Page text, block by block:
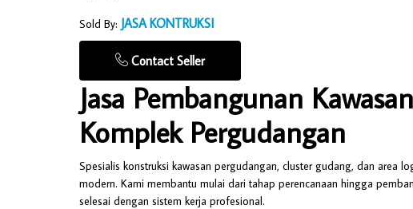
Sold By: JASA KONTRUKSI
Contact Seller
Jasa Pembangunan
Komplek Pergudangan
Spesialis konstruksi kawasan pergudangan, cluster gudang, dan area
modern. Kami membantu mulai dari tahap perencanaan hingga
selesai dengan sistem kerja profesional.